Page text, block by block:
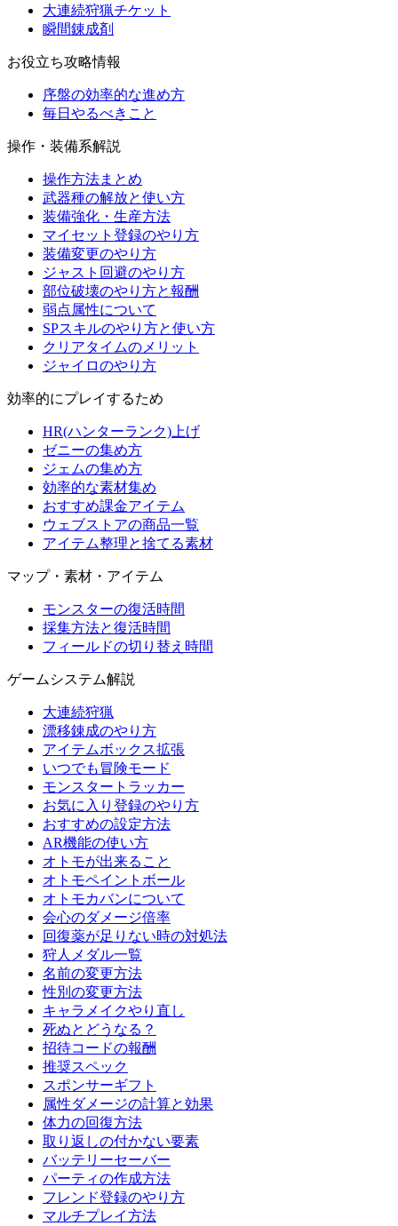
大連続狩猟チケット
瞬間錬成剤
お役立ち攻略情報
序盤の効率的な進め方
毎日やるべきこと
操作・装備系解説
操作方法まとめ
武器種の解放と使い方
装備強化・生産方法
マイセット登録のやり方
装備変更のやり方
ジャスト回避のやり方
部位破壊のやり方と報酬
弱点属性について
SPスキルのやり方と使い方
クリアタイムのメリット
ジャイロのやり方
効率的にプレイするため
HR(ハンターランク)上げ
ゼニーの集め方
ジェムの集め方
効率的な素材集め
おすすめ課金アイテム
ウェブストアの商品一覧
アイテム整理と捨てる素材
マップ・素材・アイテム
モンスターの復活時間
採集方法と復活時間
フィールドの切り替え時間
ゲームシステム解説
大連続狩猟
漂移錬成のやり方
アイテムボックス拡張
いつでも冒険モード
モンスタートラッカー
お気に入り登録のやり方
おすすめの設定方法
AR機能の使い方
オトモが出来ること
オトモペイントボール
オトモカバンについて
会心のダメージ倍率
回復薬が足りない時の対処法
狩人メダル一覧
名前の変更方法
性別の変更方法
キャラメイクやり直し
死ぬとどうなる？
招待コードの報酬
推奨スペック
スポンサーギフト
属性ダメージの計算と効果
体力の回復方法
取り返しの付かない要素
バッテリーセーバー
パーティの作成方法
フレンド登録のやり方
マルチプレイ方法